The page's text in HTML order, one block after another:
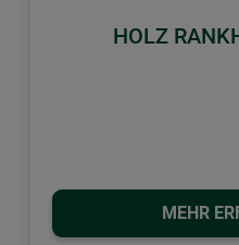
HOLZ
MEHR